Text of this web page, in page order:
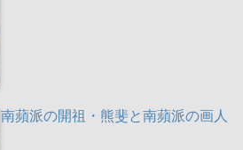
南蘋派の開祖・熊斐と南蘋派の画人